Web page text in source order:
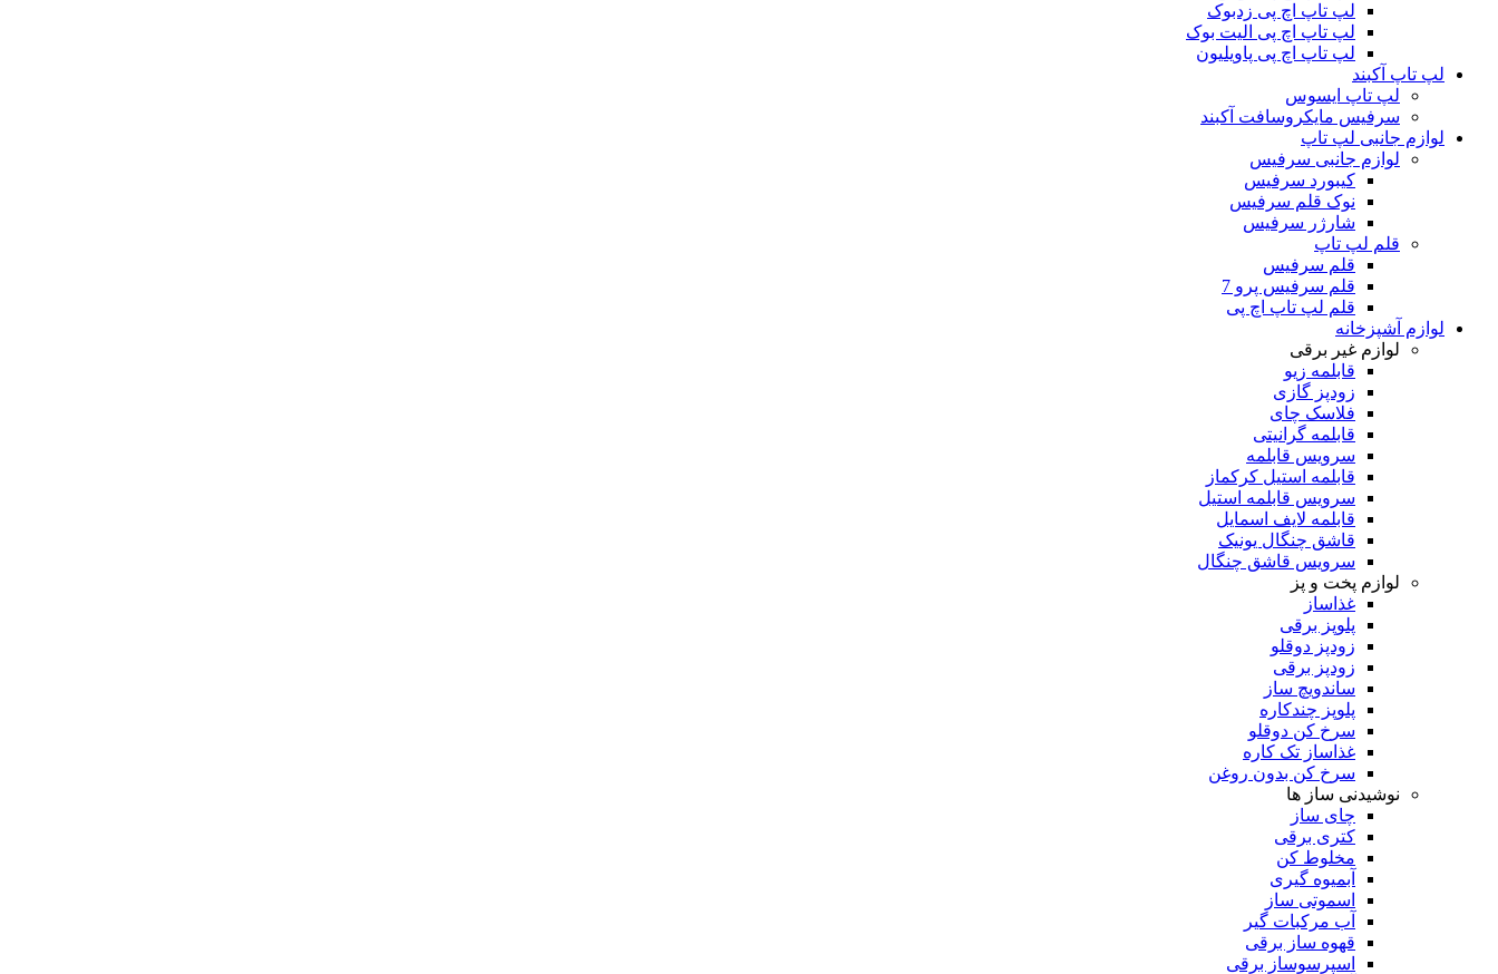
لپ تاپ اچ پی زدبوک
لپ تاپ اچ پی الیت بوک
لپ تاپ اچ پی پاویلیون
لپ تاپ آکبند
لپ تاپ ایسوس
سرفیس مایکروسافت آکبند
لوازم جانبی لپ تاپ
لوازم جانبی سرفیس
کیبورد سرفیس
نوک قلم سرفیس
شارژر سرفیس
قلم لپ تاپ
قلم سرفیس
قلم سرفیس پرو 7
قلم لپ تاپ اچ پی
لوازم آشپزخانه
لوازم غیر برقی
قابلمه زیو
زودپز گازی
فلاسک چای
قابلمه گرانیتی
سرویس قابلمه
قابلمه استیل کرکماز
سرویس قابلمه استیل
قابلمه لایف اسمایل
قاشق چنگال یونیک
سرویس قاشق چنگال
لوازم پخت و پز
غذاساز
پلوپز برقی
زودپز دوقلو
زودپز برقی
ساندویچ ساز
پلوپز چندکاره
سرخ کن دوقلو
غذاساز تک کاره
سرخ کن بدون روغن
نوشیدنی ساز ها
چای ساز
کتری برقی
مخلوط کن
آبمیوه گیری
اسموتی ساز
آب مرکبات گیر
قهوه ساز برقی
اسپرسوساز برقی